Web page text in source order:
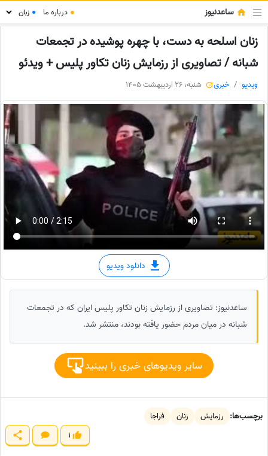
ساعدنیوز ● درباره ما ●
زنان اسلحه به دست، با چهره پوشیده در تجمعات
شبانه / تصاویری از رزمایش زنان تکاور پلیس + ویدئو
ویدیو خبری شنبه، 26 اردیبهشت 1405
دانلود ویدیو
ساعدنیوز: تصاویری از رزمایش زنان تکاور پلیس ایران که در تجمعات
شبانه در میان مردم حضور یافته بودند، منتشر شد.
سایر ویدیوهای خبری را ببینید
برچسب‌ها: رزمایش زنان
فراجا
1